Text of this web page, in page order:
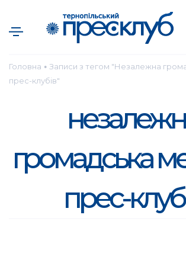
Головна ● Записи з тегом "Незалежна
прес-клубів"
громадська
прес-